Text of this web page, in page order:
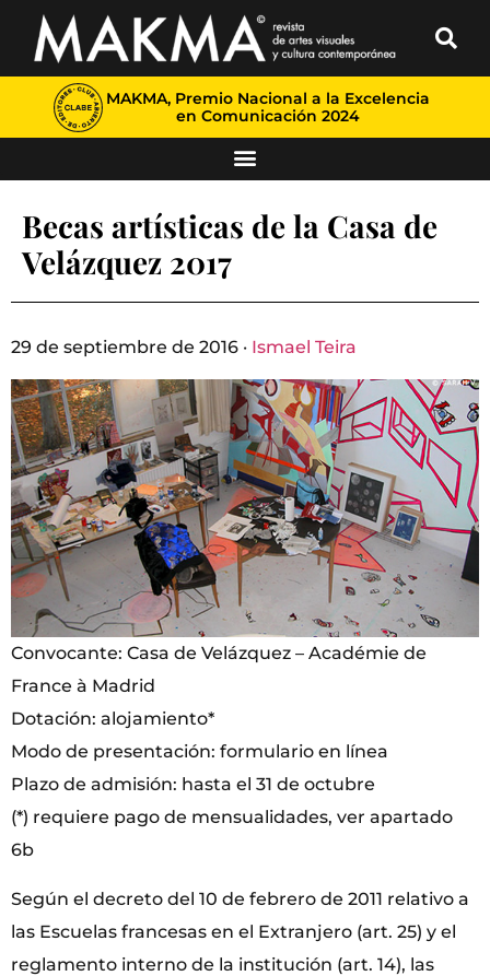
MAKMA, Premio Nacional a la Excelencia
en Comunicación 2024
Becas artísticas de la Casa de
Velázquez 2017
29 de septiembre de 2016 · Ismael Teira
Convocante: Casa de Velázquez – Académie de
France à Madrid
Dotación: alojamiento*
Modo de presentación: formulario en línea
Plazo de admisión: hasta el 31 de octubre
(*) requiere pago de mensualidades, ver apartado
6b
Según el decreto del 10 de febrero de 2011 relativo a
las Escuelas francesas en el Extranjero (art. 25) y el
reglamento interno de la institución (art. 14), las